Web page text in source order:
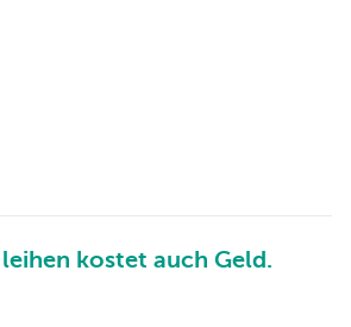
kostet auch Geld.